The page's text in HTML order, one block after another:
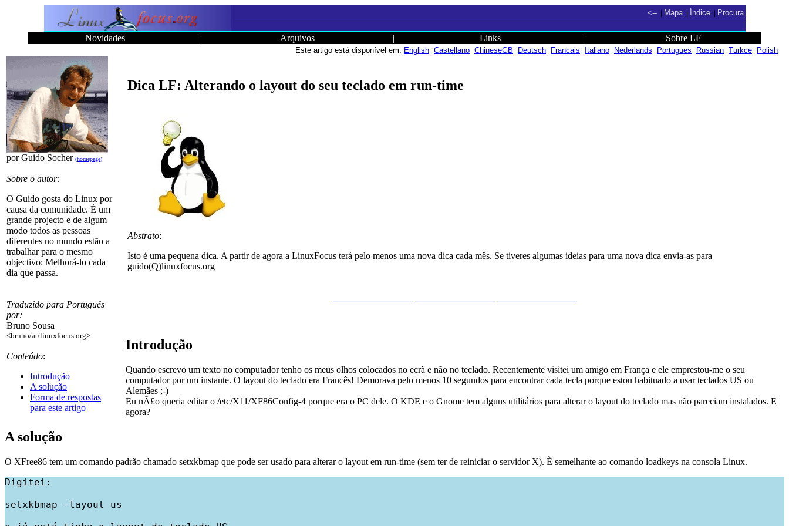
<--| Mapa| Índice| Procura
Novidades | Arquivos | Links | Sobre LF
Este artigo está disponível em: English Castellano ChineseGB Deutsch Francais Italiano Nederlands Portugues Russian Turkce Polish
por Guido Socher (homepage)
Sobre o autor:
O Guido gosta do Linux por
causa da comunidade. É um
grande projecto e de algum
modo todos as pessoas
diferentes no mundo estão a
trabalhar para o mesmo
objectivo: Melhorá-lo cada
dia que passa.
Traduzido para Português
por:
Bruno Sousa
<bruno/at/linuxfocus.org>
Conteúdo:
Introdução
A solução
Forma de respostas
para este artigo
Dica LF: Alterando o layout do seu teclado em run-time
Abstrato:
Isto é uma pequena dica. A partir de agora a LinuxFocus terá pelo menos uma nova dica cada mês. Se tiveres algumas ideias para uma nova dica envia-as para
guido(Q)linuxfocus.org
Introdução
Quando escrevo um texto no computador tenho os meus olhos colocados no ecrã e não no teclado. Recentemente visitei um amigo em França e ele emprestou-me o seu
computador por um instante. O layout do teclado era Francês! Demorava pelo menos 10 segundos para encontrar cada tecla porque estou habituado a usar teclados US ou
Alemães ;-)
Eu nÃ£o queria editar o /etc/X11/XF86Config-4 porque era o PC dele. O KDE e o Gnome tem alguns utilitários para alterar o layout do teclado mas não pareciam instalados. E
agora?
A solução
O XFree86 tem um comando padrão chamado setxkbmap que pode ser usado para alterar o layout em run-time (sem ter de reiniciar o servidor X). È semelhante ao comando loadkeys na consola Linux.
Digitei:
setxkbmap -layout us